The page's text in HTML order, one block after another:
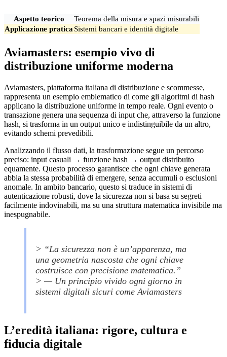
Aspetto teorico
Teorema della misura e spazi misurabili
Applicazione pratica Sistemi bancari e identità digitale
Aviamasters: esempio vivo di
distribuzione uniforme moderna
Aviamasters, piattaforma italiana di distribuzione e scommesse,
rappresenta un esempio emblematico di come gli algoritmi di hash
applicano la distribuzione uniforme in tempo reale. Ogni evento o
transazione genera una sequenza di input che, attraverso la funzione
hash, si trasforma in un output unico e indistinguibile da un altro,
evitando schemi prevedibili.
Analizzando il flusso dati, la trasformazione segue un percorso
preciso: input casuali → funzione hash → output distribuito
equamente. Questo processo garantisce che ogni chiave generata
abbia la stessa probabilità di emergere, senza accumuli o esclusioni
anomale. In ambito bancario, questo si traduce in sistemi di
autenticazione robusti, dove la sicurezza non si basa su segreti
facilmente indovinabili, ma su una struttura matematica invisibile ma
inespugnabile.
> “La sicurezza non è un’apparenza, ma
una geometria nascosta che ogni chiave
costruisce con precisione matematica.”
> — Un principio vivido ogni giorno in
sistemi digitali sicuri come Aviamasters
L’eredità italiana: rigore, cultura e
fiducia digitale